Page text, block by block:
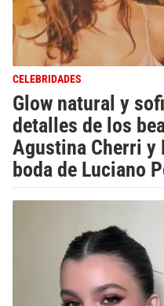
CELEBRIDADES
Glow natural y
detalles de los
Agustina Cherri y
boda de Luciano